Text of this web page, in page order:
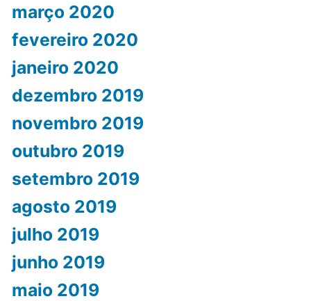
março 2020
fevereiro 2020
janeiro 2020
dezembro 2019
novembro 2019
outubro 2019
setembro 2019
agosto 2019
julho 2019
junho 2019
maio 2019